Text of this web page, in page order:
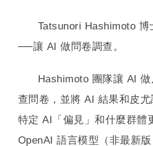
Tatsunori Hashimoto 博
──讓 AI 做問卷調查。
Hashimoto 團隊讓 AI
查問卷，並將 AI 結果和皮
特定 AI「偏見」和什麼群體
OpenAI 語言模型（非最新